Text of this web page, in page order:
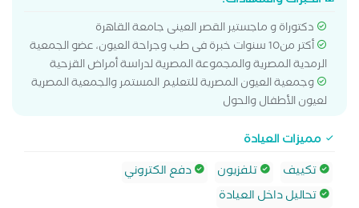
دكتوراة و ماجستير القصر العينى جامعة القاهرة
أكتر من10 سنوات خبرة فى طب وجراحة العيون، عضو الجمعية
الرمدية المصرية والمجموعة المصرية لدراسة أمراض القزحية
وجمعية العيون المصرية للتعليم المستمر والجمعية المصرية
لعيون الأطفال والحول
مميزات العيادة
تكييف
تلفزيون
دفع الكتروني
تحاليل داخل العيادة